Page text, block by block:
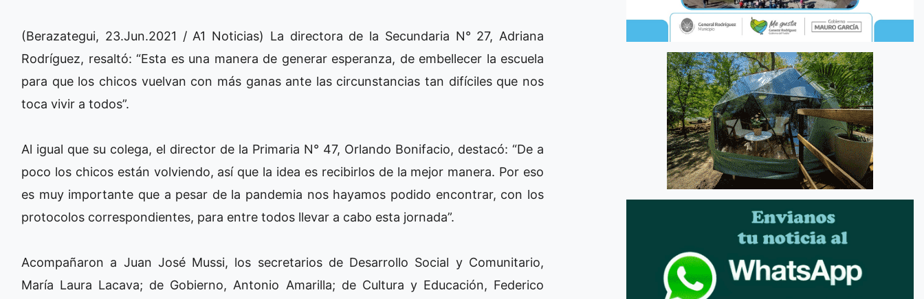
(Berazategui, 23.Jun.2021 / A1 Noticias) La directora de la Secundaria N° 27, Adriana
Rodríguez, resaltó: “Esta es una manera de generar esperanza, de embellecer la escuela
para que los chicos vuelvan con más ganas ante las circunstancias tan difíciles que nos
toca vivir a todos”.
Al igual que su colega, el director de la Primaria N° 47, Orlando Bonifacio, destacó: “De a
poco los chicos están volviendo, así que la idea es recibirlos de la mejor manera. Por eso
es muy importante que a pesar de la pandemia nos hayamos podido encontrar, con los
protocolos correspondientes, para entre todos llevar a cabo esta jornada”.
Acompañaron a Juan José Mussi, los secretarios de Desarrollo Social y Comunitario,
María Laura Lacava; de Gobierno, Antonio Amarilla; de Cultura y Educación, Federico